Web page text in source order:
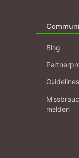
Blog
Guidelines
melden